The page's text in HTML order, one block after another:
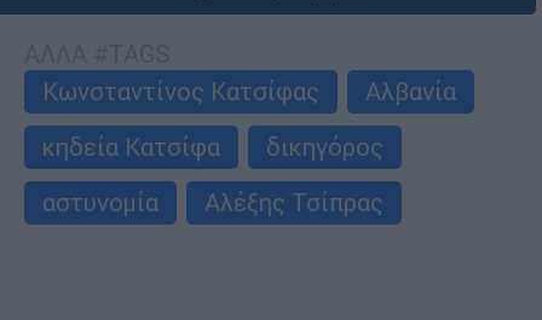
Κωνσταντίνος Κατσίφας
Αλβανία
κηδεία Κατσίφα
δικηγόρος
αστυνομία
Αλέξης Τσίπρας